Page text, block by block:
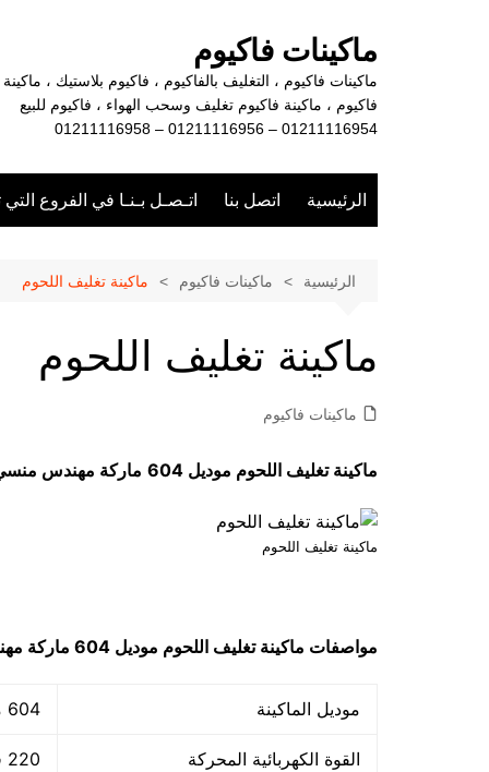
ماكينات فاكيوم
ماكينات فاكيوم ، التغليف بالفاكيوم ، فاكيوم بلاستيك ، ماكينة
فاكيوم ، ماكينة فاكيوم تغليف وسحب الهواء ، فاكيوم للبيع
01211116954 – 01211116956 – 01211116958
الرئيسية اتصل بنا اتـصـل بـنـا في الفروع
الرئيسية ماكينات فاكيوم ماكينة تغليف اللحوم
ماكينة تغليف اللحوم
ماكينات فاكيوم
ماكينة تغليف اللحوم موديل 604 ماركة مهندس
ماكينة تغليف اللحوم
مواصفات ماكينة تغليف اللحوم موديل 604 ماركة
موديل الماكينة 604 ماركة مهندس منسي
القوة الكهربائية المحركة 220 فولت – 50هرتز